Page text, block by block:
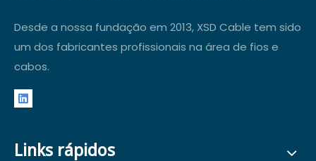
Desde a nossa fundação em 2013, XSD Cable tem sido
um dos fabricantes profissionais na área de fios e
cabos.
Links rápidos